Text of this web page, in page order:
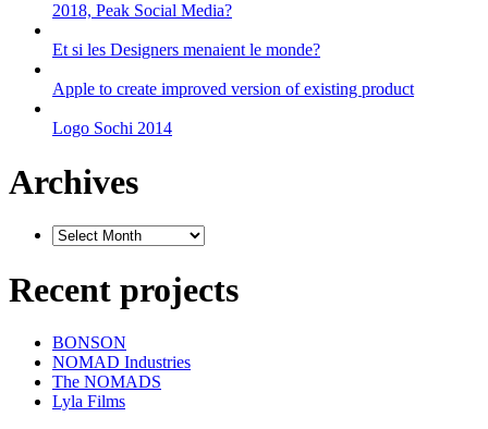
2018, Peak Social Media?
Et si les Designers menaient le monde?
Apple to create improved version of existing product
Logo Sochi 2014
Archives
Recent projects
BONSON
NOMAD Industries
The NOMADS
Lyla Films